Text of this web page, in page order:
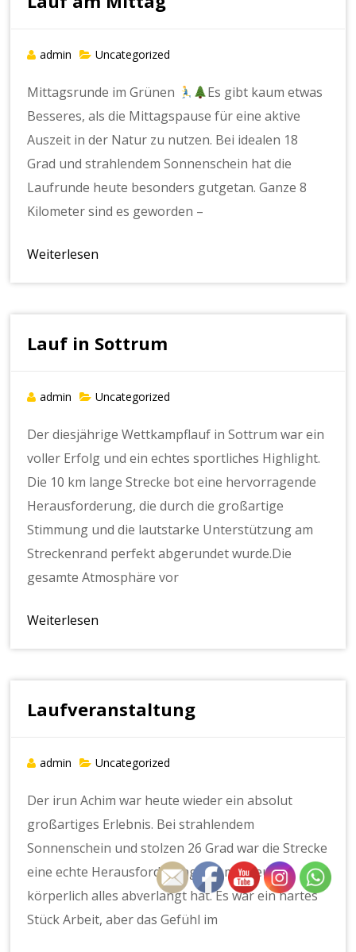
admin Uncategorized
Mittagsrunde im Grünen
Es gibt kaum etwas
Besseres, als die Mittagspause für eine aktive
Auszeit in der Natur zu nutzen. Bei idealen 18
Grad und strahlendem Sonnenschein hat die
Laufrunde heute besonders gutgetan. Ganze 8
Kilometer sind es geworden –
Weiterlesen
Lauf in Sottrum
admin Uncategorized
Der diesjährige Wettkampflauf in Sottrum war ein
voller Erfolg und ein echtes sportliches Highlight.
Die 10 km lange Strecke bot eine hervorragende
Herausforderung, die durch die großartige
Stimmung und die lautstarke Unterstützung am
Streckenrand perfekt abgerundet wurde.Die
gesamte Atmosphäre vor
Weiterlesen
Laufveranstaltung
admin Uncategorized
Der irun Achim war heute wieder ein absolut
großartiges Erlebnis. Bei strahlendem
Sonnenschein und stolzen 26 Grad war die Strecke
eine echte Herausforderung, die mir heute
körperlich alles abverlangt hat. Es war ein hartes
Stück Arbeit, aber das Gefühl im